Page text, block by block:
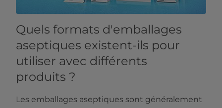
Quels formats d'emballages
aseptiques existent-ils pour
utiliser avec différents
produits ?
Les emballages aseptiques sont généralement